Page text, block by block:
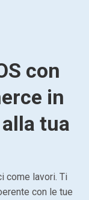
con
in
tua
come lavori. Ti
con le tue